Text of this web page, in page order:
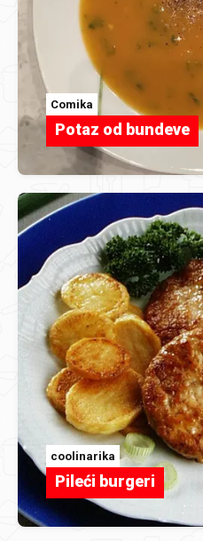
Comika
Potaz od bundeve
coolinarika
Pileći burgeri